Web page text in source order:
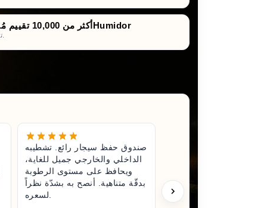
أكثر من 10,000 تقييم مُوثَّق لصناديق حفظ السيجارHumidor
صندوق حفظ سيجار رائع. تشطيبه
الداخلي والخارجي جميل للغاية،
ويحافظ على مستوى الرطوبة
بدقّة متناهية. أنصح به بشدّة نظراً